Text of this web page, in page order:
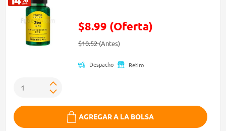
$8.99 (Oferta)
Precio reducido de
$10.52(Antes)(Oferta)
Despacho Retiro
AGREGAR A LA BOLSA